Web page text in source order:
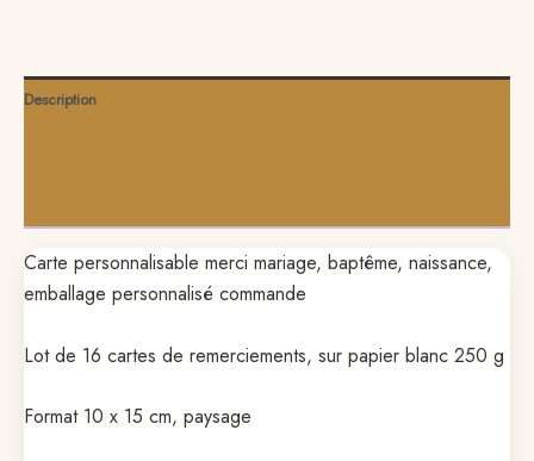
Description
Carte personnalisable merci mariage, baptême, naissance,
emballage personnalisé commande
Lot de 16 cartes de remerciements, sur papier blanc 250 g
Format 10 x 15 cm, paysage